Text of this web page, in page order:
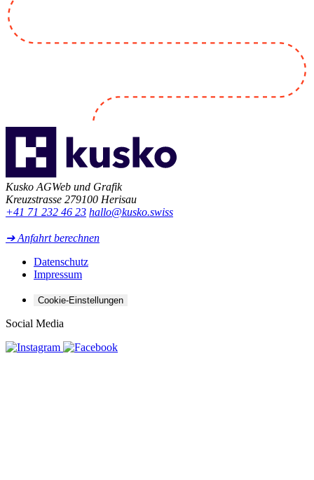
Kusko AGWeb und Grafik
Kreuzstrasse 279100 Herisau
+41 71 232 46 23 hallo@kusko.swiss
➔ Anfahrt berechnen
Datenschutz
Impressum
Cookie-Einstellungen
Social Media